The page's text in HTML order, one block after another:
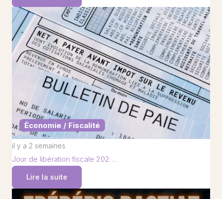
Économie / Fiscalité
il y a 2 semaines
Jour de libération fiscale 202…
Lire la suite